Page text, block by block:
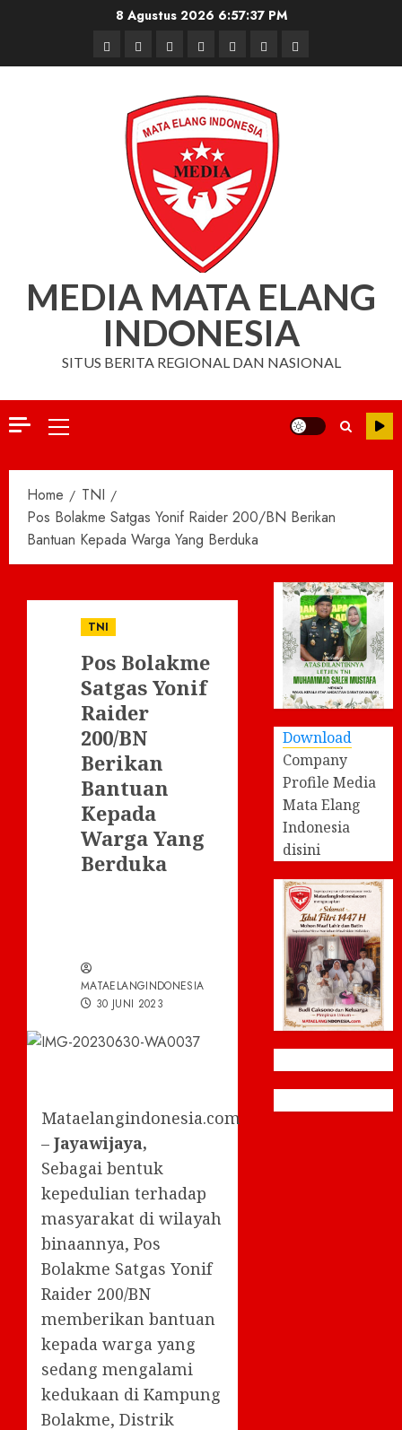
8 Agustus 2026 6:57:37 PM
BerandaNasionalDaerahHukum
dan
Kriminal
Pendidikan
Box
Redaksi
Iklan
MEDIA MATA ELANG
INDONESIA
SITUS BERITA REGIONAL DAN NASIONAL
Primary
Home
TNI
Pos Bolakme Satgas Yonif Raider 200/BN Berikan
Bantuan Kepada Warga Yang Berduka
TNI
Pos Bolakme
Satgas Yonif
Raider
200/BN
Berikan
Bantuan
Kepada
Warga Yang
Berduka
MATAELANGINDONESIA
30 JUNI 2023
Mataelangindonesia.com
– Jayawijaya,
Sebagai bentuk
kepedulian terhadap
masyarakat di wilayah
binaannya, Pos
Bolakme Satgas Yonif
Raider 200/BN
memberikan bantuan
kepada warga yang
sedang mengalami
kedukaan di Kampung
Bolakme, Distrik
Download
Company
Profile Media
Mata Elang
Indonesia
disini